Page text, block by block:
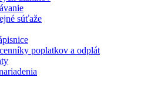
súťaže
poplatkov a odplát